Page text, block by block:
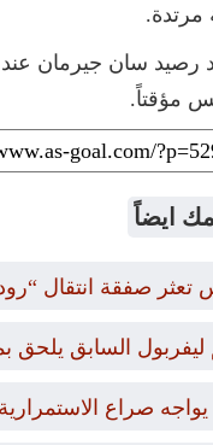
مؤقتاً.
ايضاً
تعثر صفقة انتقال
ليفربول السابق يلحق
يواجه صراع